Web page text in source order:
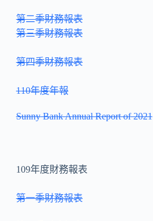
第二季財務報表
第三季財務報表
第四季財務報表
110年度年報
Sunny Bank Annual Report of 2021
109年度財務報表
第一季財務報表